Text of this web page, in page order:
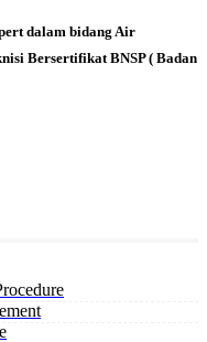
dalam bidang Air
Bersertifikat BNSP ( Badan